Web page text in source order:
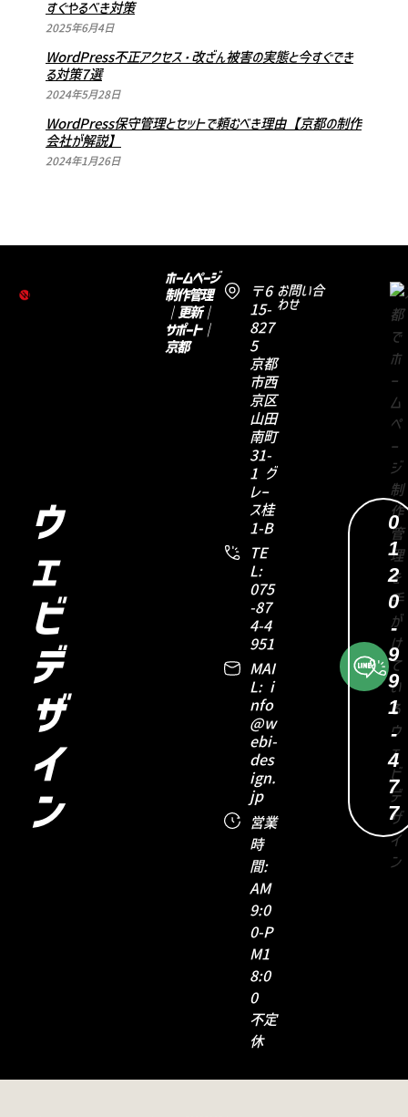
すぐやるべき対策
2025年6月4日
WordPress不正アクセス・改ざん被害の実態と今すぐでき
る対策7選
2024年5月28日
WordPress保守管理とセットで頼むべき理由【京都の制作
会社が解説】
2024年1月26日
ウ
ェ
ビ
デ
ザ
イ
ン
ホームページ
制作管理
｜更新｜
サポート｜
京都
〒6
15-
827
5
京都
市西
京区
山田
南町
31-
1 グ
レー
ス桂
1-B
TE
L:
075
-87
4-4
951
MAI
L: i
nfo
@w
ebi-
des
ign.
jp
営業
時
間:
AM
9:0
0-P
M1
8:0
0
不定
休
お問い合
わせ
0
1
2
0
-
9
9
1
-
4
7
7